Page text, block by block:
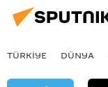
TÜRKIYE DÜNYA